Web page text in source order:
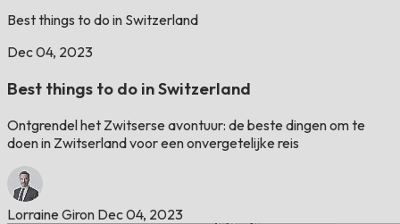
Best things to do in Switzerland
Dec 04, 2023
Best things to do in Switzerland
Ontgrendel het Zwitserse avontuur: de beste dingen om te
doen in Zwitserland voor een onvergetelijke reis
Lorraine Giron Dec 04, 2023